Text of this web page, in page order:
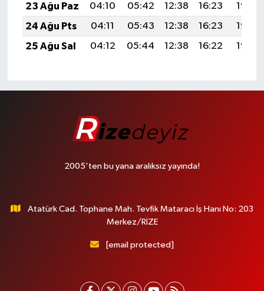
23 Ağu Paz
04:10 05:42 12:38 16:23
19:25
24 Ağu Pts
04:11 05:43 12:38 16:23
19:23
25 Ağu Sal
04:12 05:44 12:38 16:22 19:22
2005'ten bu yana aralıksız yayında!
Atatürk Cad. Tophane Mah. Tevfik Mataracı İş Hanı No: 203
Merkez/RİZE
[email protected]